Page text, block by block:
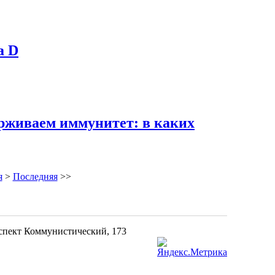
D
иммунитет: в каких
> Последняя>>
Коммунистический, 173